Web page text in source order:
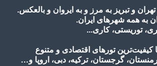
و تبریز به مرز و به ایروان و بالعکس.
به همه شهرهای ایران.
توریستی، کاری...
کیفیت‌ترین تورهای اقتصادی و متنوع
گرجستان، ترکیه، دبی، اروپا و…